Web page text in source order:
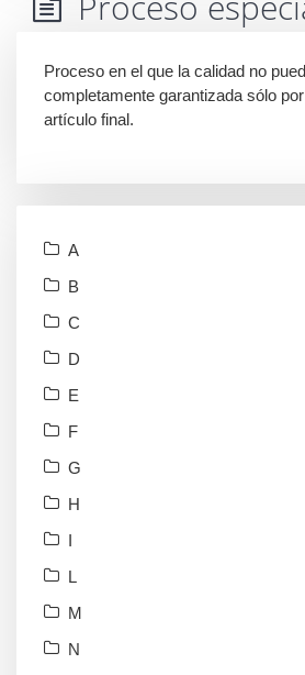
Proceso en el que la calidad no
completamente garantizada sólo
artículo final.
A
B
C
D
E
F
G
H
I
L
M
N